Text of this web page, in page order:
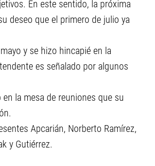
En este sentido, la próxima
deseo que el primero de julio ya
y se hizo hincapié en la
es señalado por algunos
la mesa de reuniones que su
Apcarián, Norberto Ramírez,
y Gutiérrez.